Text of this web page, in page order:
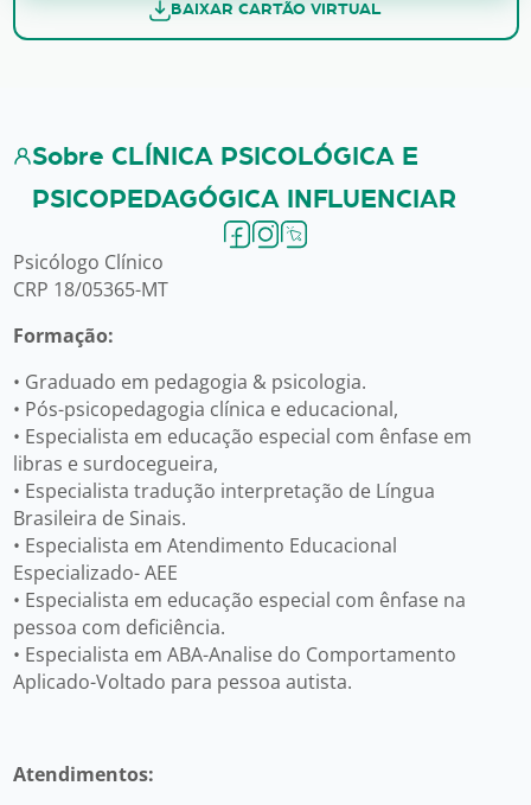
BAIXAR CARTÃO VIRTUAL
Sobre CLÍNICA PSICOLÓGICA E
PSICOPEDAGÓGICA INFLUENCIAR
Psicólogo Clínico
CRP 18/05365-MT
Formação:
• Graduado em pedagogia & psicologia.
• Pós-psicopedagogia clínica e educacional,
• Especialista em educação especial com ênfase em
libras e surdocegueira,
• Especialista tradução interpretação de Língua
Brasileira de Sinais.
• Especialista em Atendimento Educacional
Especializado- AEE
• Especialista em educação especial com ênfase na
pessoa com deficiência.
• Especialista em ABA-Analise do Comportamento
Aplicado-Voltado para pessoa autista.
Atendimentos: